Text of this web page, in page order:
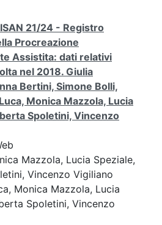
21/24 - Registro
Procreazione
Assistita: dati relativi
nel 2018. Giulia
Bertini, Simone Bolli,
Monica Mazzola, Lucia
Spoletini, Vincenzo
Mazzola, Lucia Speziale,
Vincenzo Vigiliano
Monica Mazzola, Lucia
Spoletini, Vincenzo